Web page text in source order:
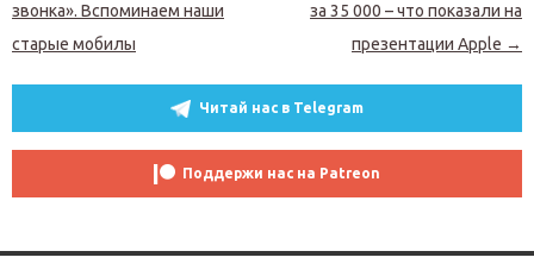
звонка». Вспоминаем наши
старые мобилы
за 35 000 – что показали на
презентации Apple →
Читай нас в Telegram
Поддержи нас на Patreon